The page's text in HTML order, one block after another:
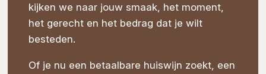
kijken we naar jouw smaak, het moment,
het gerecht en het bedrag dat je wilt
besteden.
Of je nu een betaalbare huiswijn zoekt, een